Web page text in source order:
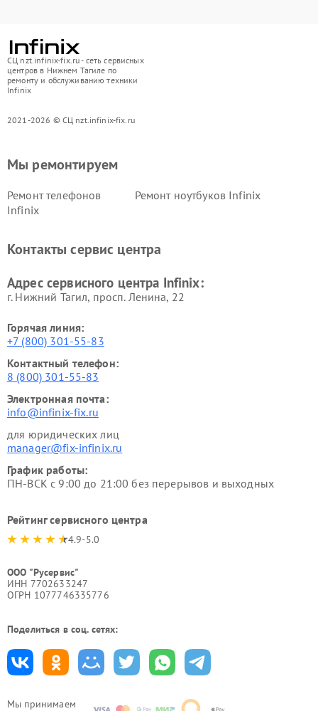
СЦ nzt.infinix-fix.ru - сеть сервисных
центров в Нижнем Тагиле по
ремонту и обслуживанию техники
Infinix
2021-2026 © СЦ nzt.infinix-fix.ru
Мы принимаем
Мы ремонтируем
Ремонт телефонов
Infinix
Ремонт ноутбуков Infinix
Контакты сервис центра
Адрес сервисного центра Infinix:
г. Нижний Тагил, просп. Ленина, 22
Горячая линия:
+7 (800) 301-55-83
Контактный телефон:
8 (800) 301-55-83
Электронная почта:
info@infinix-fix.ru
для юридических лиц
manager@fix-infinix.ru
График работы:
ПН-ВСК с 9:00 до 21:00 без перерывов и выходных
Рейтинг сервисного центра
4.9-5.0
ООО "Русервис"
ИНН 7702633247
ОГРН 1077746335776
Поделиться в соц. сетях: